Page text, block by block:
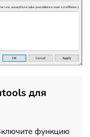
для
функцию